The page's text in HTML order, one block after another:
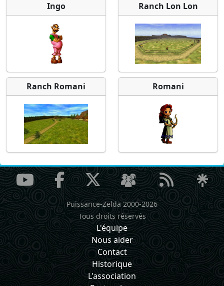
Ingo Ranch Lon Lon
Ranch Romani Romani
Puissance-Zelda 2000-2026
Tous droits réservés
L'équipe
Nous aider
Contact
Historique
L'association